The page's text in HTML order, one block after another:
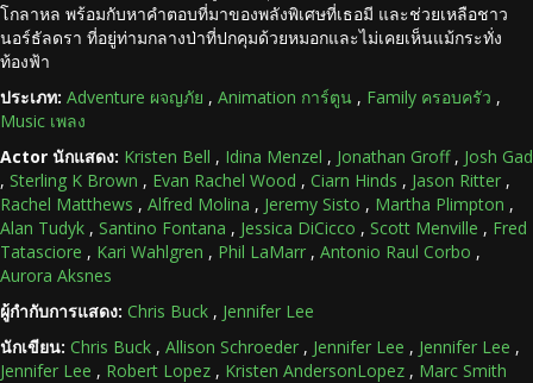
โกลาหล พร้อมกับหาคำตอบที่มาของพลังพิเศษที่เธอมี และช่วยเหลือชาว
นอร์ธัลดรา ที่อยู่ท่ามกลางป่าที่ปกคุมด้วยหมอกและไม่เคยเห็นแม้กระทั่ง
ท้องฟ้า
ประเภท: Adventure ผจญภัย , Animation การ์ตูน , Family ครอบครัว ,
Music เพลง
Actor นักแสดง: Kristen Bell , Idina Menzel , Jonathan Groff, Josh Gad
, Sterling K Brown , Evan Rachel Wood , Ciarn Hinds , Jason Ritter ,
Rachel Matthews , Alfred Molina , Jeremy Sisto , Martha Plimpton ,
Alan Tudyk , Santino Fontana , Jessica DiCicco , Scott Menville , Fred
Tatasciore , Kari Wahlgren , Phil LaMarr , Antonio Raul Corbo ,
Aurora Aksnes
ผู้กำกับการแสดง: Chris Buck , Jennifer Lee
นักเขียน: Chris Buck , Allison Schroeder , Jennifer Lee , Jennifer Lee ,
Jennifer Lee , Robert Lopez , Kristen AndersonLopez , Marc Smith